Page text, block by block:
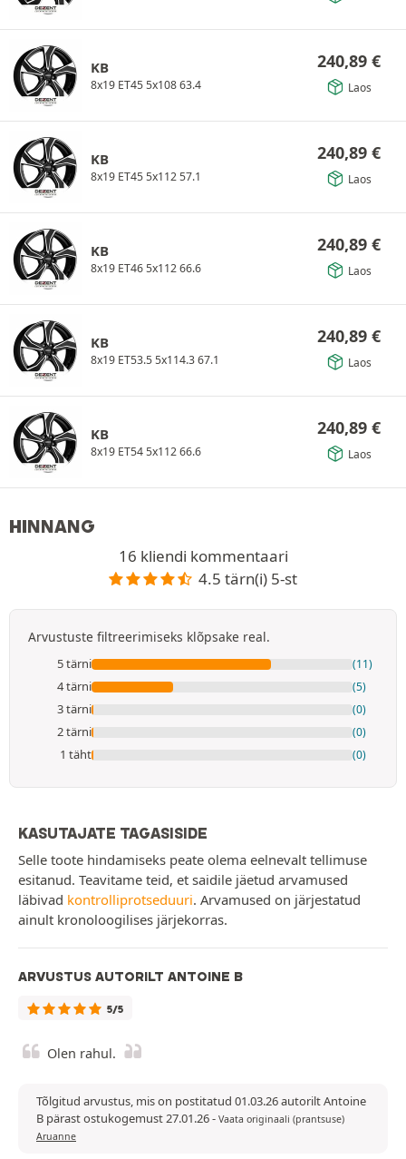
KB
8x19 ET45 5x108 63.4
240,89 €
Laos
KB
8x19 ET45 5x112 57.1
240,89 €
Laos
KB
8x19 ET46 5x112 66.6
240,89 €
Laos
KB
8x19 ET53.5 5x114.3 67.1
240,89 €
Laos
KB
8x19 ET54 5x112 66.6
240,89 €
Laos
HINNANG
16 kliendi kommentaari
4.5 tärn(i) 5-st
Arvustuste filtreerimiseks klõpsake real.
5 tärni (11)
4 tärni (5)
3 tärni (0)
2 tärni (0)
1 täht (0)
KASUTAJATE TAGASISIDE
Selle toote hindamiseks peate olema eelnevalt tellimuse
esitanud. Teavitame teid, et saidile jäetud arvamused
läbivad kontrolliprotseduuri. Arvamused on järjestatud
ainult kronoloogilises järjekorras.
ARVUSTUS AUTORILT ANTOINE B
5/5
Olen rahul.
Tõlgitud arvustus, mis on postitatud 01.03.26 autorilt Antoine
B pärast ostukogemust 27.01.26- Vaata originaali (prantsuse)
Aruanne